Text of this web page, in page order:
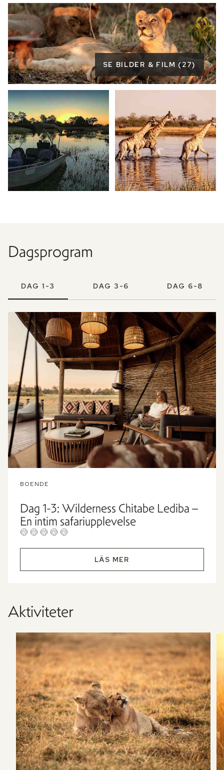
SE BILDER & FILM (27)
Dagsprogram
DAG 1-3 DAG 3-6 DAG 6-8
BOENDE
Dag 1-3: Wilderness Chitabe Lediba –
En intim safariupplevelse
LÄS MER
Aktiviteter